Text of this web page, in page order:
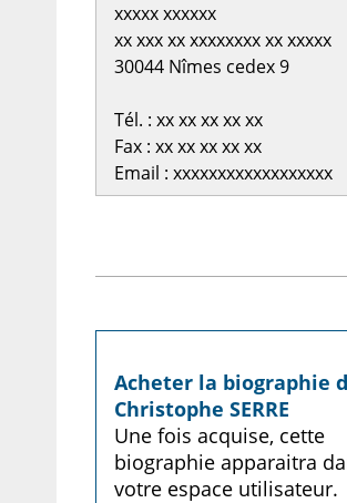
xxxxx xxxxxx
xx xxx xx xxxxxxxx xx xxxxx
30044 Nîmes cedex 9
Tél. : xx xx xx xx xx
Fax : xx xx xx xx xx
Email : xxxxxxxxxxxxxxxxxx
Acheter la biographie
Christophe SERRE
Une fois acquise, cette
biographie apparaitra
votre espace utilisateur.